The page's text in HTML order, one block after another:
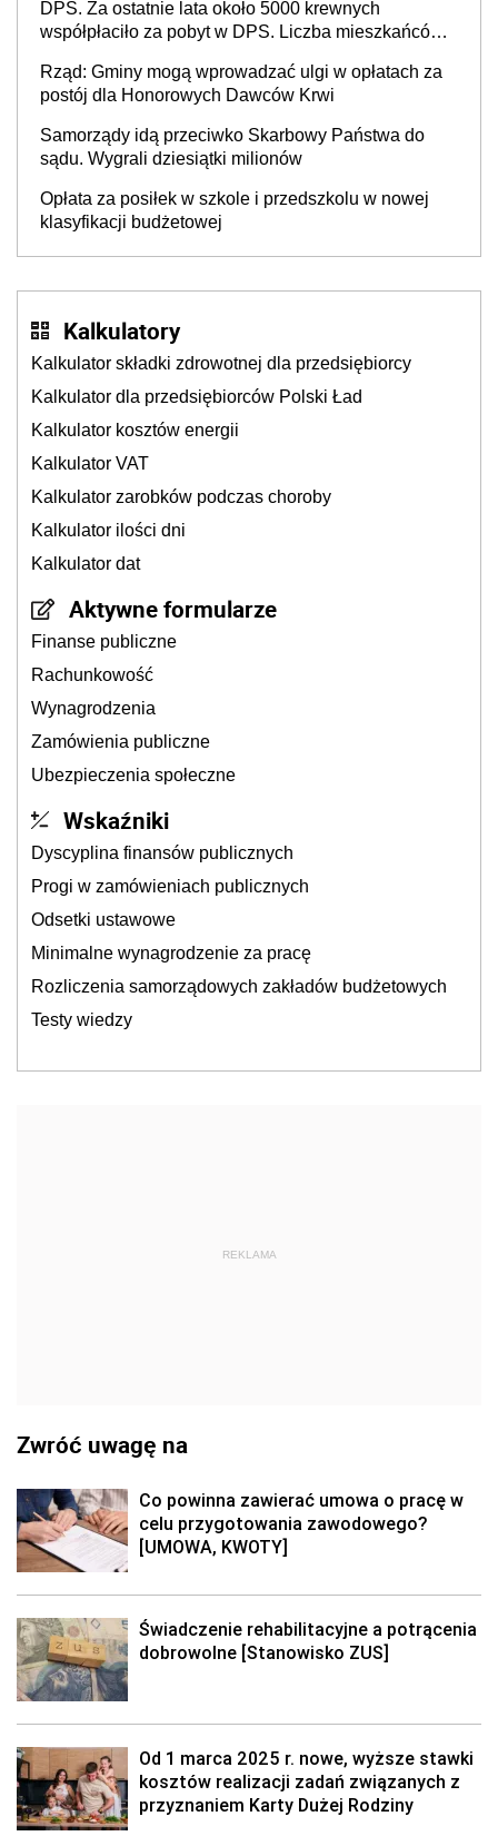
DPS. Za ostatnie lata około 5000 krewnych
współpłaciło za pobyt w DPS. Liczba mieszkańców
Rząd: Gminy mogą wprowadzać ulgi w opłatach za
postój dla Honorowych Dawców Krwi
Samorządy idą przeciwko Skarbowy Państwa do
sądu. Wygrali dziesiątki milionów
Opłata za posiłek w szkole i przedszkolu w nowej
klasyfikacji budżetowej
Kalkulatory
Kalkulator składki zdrowotnej dla przedsiębiorcy
Kalkulator dla przedsiębiorców Polski Ład
Kalkulator kosztów energii
Kalkulator VAT
Kalkulator zarobków podczas choroby
Kalkulator ilości dni
Kalkulator dat
Aktywne formularze
Finanse publiczne
Rachunkowość
Wynagrodzenia
Zamówienia publiczne
Ubezpieczenia społeczne
Wskaźniki
Dyscyplina finansów publicznych
Progi w zamówieniach publicznych
Odsetki ustawowe
Minimalne wynagrodzenie za pracę
Rozliczenia samorządowych zakładów budżetowych
Testy wiedzy
REKLAMA
Zwróć uwagę na
Co powinna zawierać umowa o pracę w
celu przygotowania zawodowego?
[UMOWA, KWOTY]
Świadczenie rehabilitacyjne a potrącenia
dobrowolne [Stanowisko ZUS]
Od 1 marca 2025 r. nowe, wyższe stawki
kosztów realizacji zadań związanych z
przyznaniem Karty Dużej Rodziny